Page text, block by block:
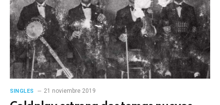
SINGLES 21 noviembre 2019